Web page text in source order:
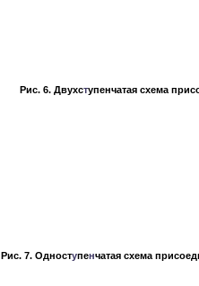
Рис. 6. Двухступенчатая схема
Рис. 7. Одноступенчатая схема